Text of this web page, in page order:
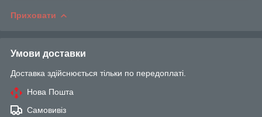
Приховати
Умови доставки
Доставка здійснюється тільки по передоплаті.
Нова Пошта
Самовивіз